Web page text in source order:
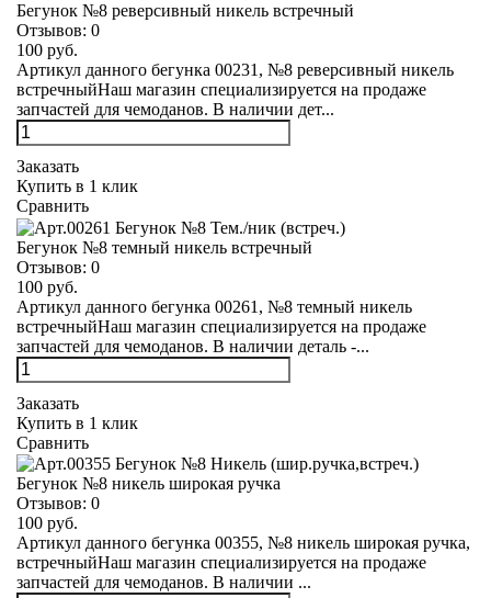
Бегунок №8 реверсивный никель встречный
Отзывов: 0
100 руб.
Артикул данного бегунка 00231, №8 реверсивный никель
встречныйНаш магазин специализируется на продаже
запчастей для чемоданов. В наличии дет...
Заказать
Купить в 1 клик
Сравнить
Бегунок №8 темный никель встречный
Отзывов: 0
100 руб.
Артикул данного бегунка 00261, №8 темный никель
встречныйНаш магазин специализируется на продаже
запчастей для чемоданов. В наличии деталь -...
Заказать
Купить в 1 клик
Сравнить
Бегунок №8 никель широкая ручка
Отзывов: 0
100 руб.
Артикул данного бегунка 00355, №8 никель широкая ручка,
встречныйНаш магазин специализируется на продаже
запчастей для чемоданов. В наличии ...